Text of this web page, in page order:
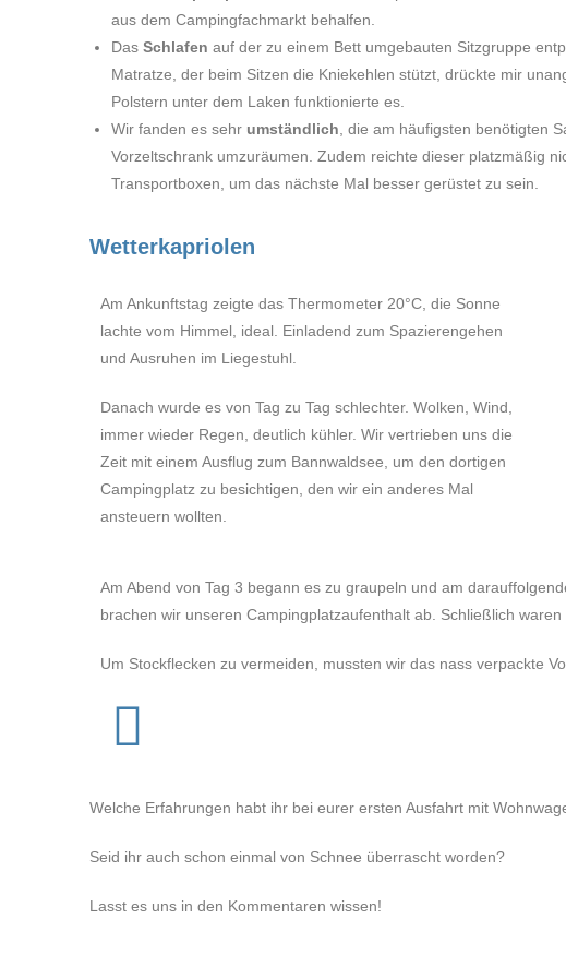
aus dem Campingfachmarkt behalfen.
Das Schlafen auf der zu einem Bett umgebauten Sitzgruppe
Matratze, der beim Sitzen die Kniekehlen stützt, drückte mir
Polstern unter dem Laken funktionierte es.
Wir fanden es sehr umständlich , die am häufigsten benötigten
Vorzeltschrank umzuräumen. Zudem reichte dieser platzmäßig
Transportboxen, um das nächste Mal besser gerüstet zu sein.
Wetterkapriolen
Am Ankunftstag zeigte das Thermometer 20°C, die Sonne
lachte vom Himmel, ideal. Einladend zum Spazierengehen
und Ausruhen im Liegestuhl.
Danach wurde es von Tag zu Tag schlechter. Wolken, Wind,
immer wieder Regen, deutlich kühler. Wir vertrieben uns die
Zeit mit einem Ausflug zum Bannwaldsee, um den dortigen
Campingplatz zu besichtigen, den wir ein anderes Mal
ansteuern wollten.
Am Abend von Tag 3 begann es zu graupeln und am
brachen wir unseren Campingplatzaufenthalt ab. Schließlich waren
Um Stockflecken zu vermeiden, mussten wir das nass verpackte
Welche Erfahrungen habt ihr bei eurer ersten Ausfahrt mit
Seid ihr auch schon einmal von Schnee überrascht worden?
Lasst es uns in den Kommentaren wissen!